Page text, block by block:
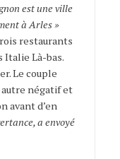
est une ville
à Arles »
restaurants
Italie Là-bas.
Le couple
négatif et
avant d’en
a envoyé